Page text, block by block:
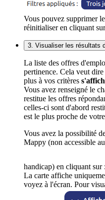
Vous pouvez supprimer
réinitialiser en cliquant
3. Visualiser les résultats
La liste des offres
pertinence. Cela veut
plus à vos critères
Vous avez renseigné le
restitue les offres
celles-ci sont d'abord
est le plus proche de
Vous avez la possibilité
Mappy (non accessible
handicap) en cliquant sur :
La carte affiche
voyez à l'écran. Pour